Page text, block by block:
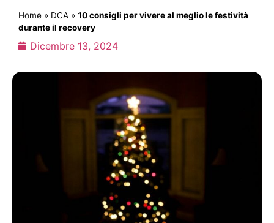
Home » DCA » 10 consigli per vivere al meglio le festività
durante il recovery
Dicembre 13, 2024